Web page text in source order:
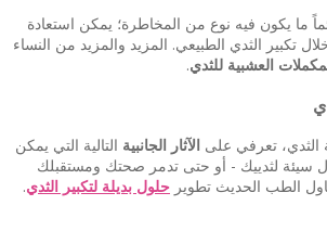
ما يكون فيه نوع من المخاطرة؛ يمكن استعادة
تكبير الثدي الطبيعي. المزيد والمزيد من النساء
العشبية للثدي.
تعرفي على الآثار الجانبية التالية التي يمكن
سيئة لثدييك - أو حتى تدمر صحتك ومستقبلك
الطب الحديث تطوير حلول بديلة لتكبير الثدي.